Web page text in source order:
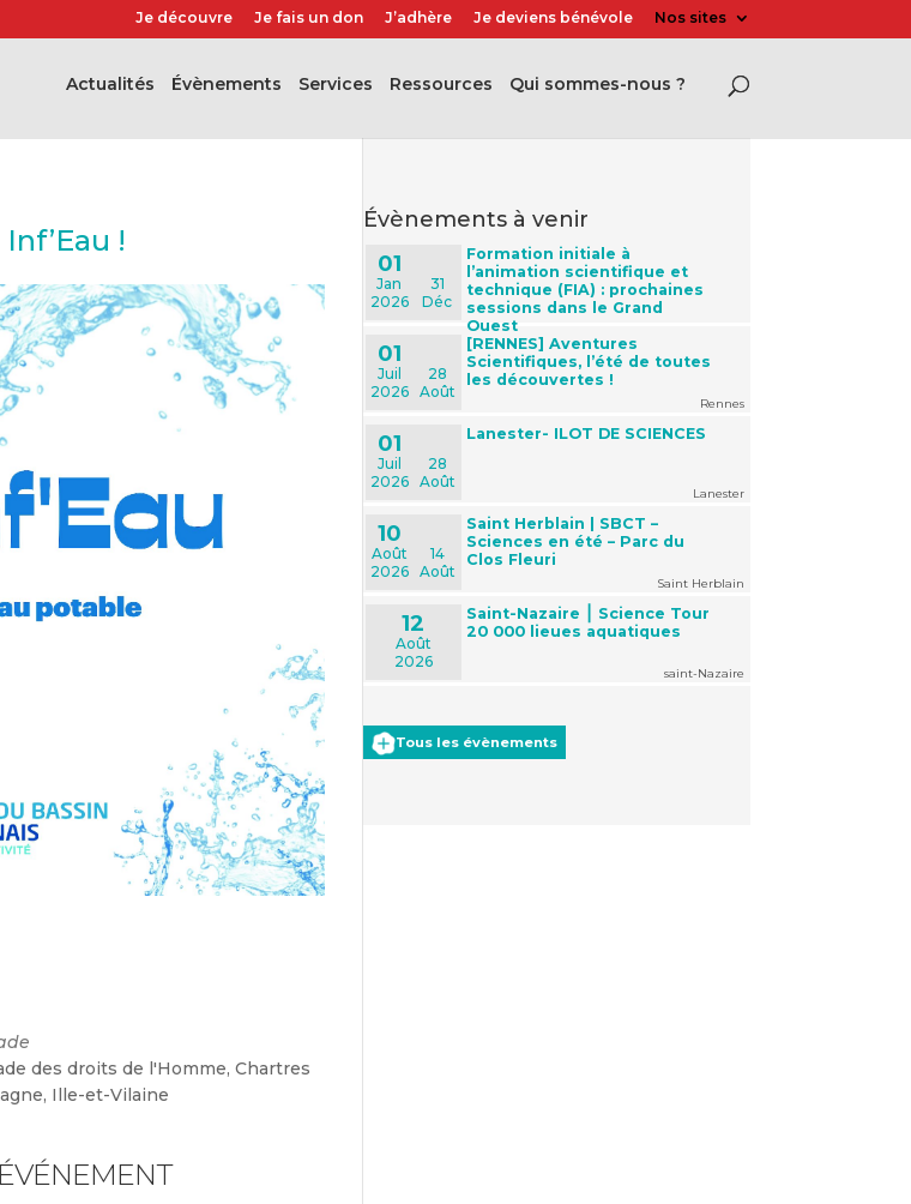
Je découvre Je fais un don J’adhère Je deviens bénévole Nos sites
Actualités évènements Services Ressources Qui sommes-nous ?
!
iCalendar
des droits de l'Homme, Chartres
Ille-et-Vilaine
évènements à venir
01
Jan
2026
31
Déc
Formation initiale à
l’animation scientifique et
technique (FIA) : prochaines
sessions dans le Grand
Ouest
01
Juil
2026
28
Août
[RENNES] Aventures
Scientifiques, l’été de toutes
les découvertes !
Rennes
01
Juil
2026
28
Août
Lanester- ILOT DE SCIENCES
Lanester
10
Août
2026
14
Août
Saint Herblain | SBCT –
Sciences en été – Parc du
Clos Fleuri
Saint Herblain
12
Août
2026
Saint-Nazaire ⎮ Science Tour
20 000 lieues aquatiques
saint-Nazaire
Tous les évènements